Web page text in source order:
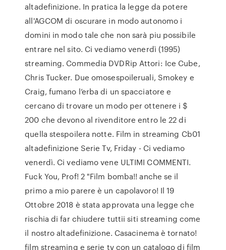
altadefinizione. In pratica la legge da potere
all'AGCOM di oscurare in modo autonomo i
domini in modo tale che non sarà piu possibile
entrare nel sito. Ci vediamo venerdì (1995)
streaming. Commedia DVDRip Attori: Ice Cube,
Chris Tucker. Due omosespoileruali, Smokey e
Craig, fumano l’erba di un spacciatore e
cercano di trovare un modo per ottenere i $
200 che devono al rivenditore entro le 22 di
quella stespoilera notte. Film in streaming Cb01
altadefinizione Serie Tv, Friday - Ci vediamo
venerdì. Ci vediamo vene ULTIMI COMMENTI.
Fuck You, Prof! 2 "Film bomba!! anche se il
primo a mio parere è un capolavoro! Il 19
Ottobre 2018 è stata approvata una legge che
rischia di far chiudere tuttii siti streaming come
il nostro altadefinizione. Casacinema è tornato!
film streaming e serie tv con un catalogo di film